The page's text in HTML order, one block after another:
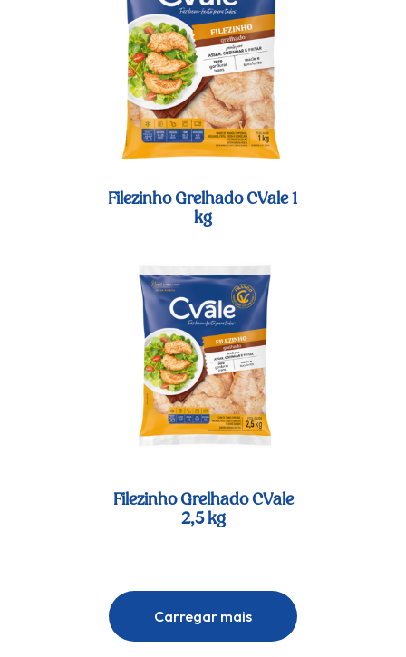
Filezinho Grelhado CVale 1
kg
Filezinho Grelhado CVale
2,5 kg
Carregar mais